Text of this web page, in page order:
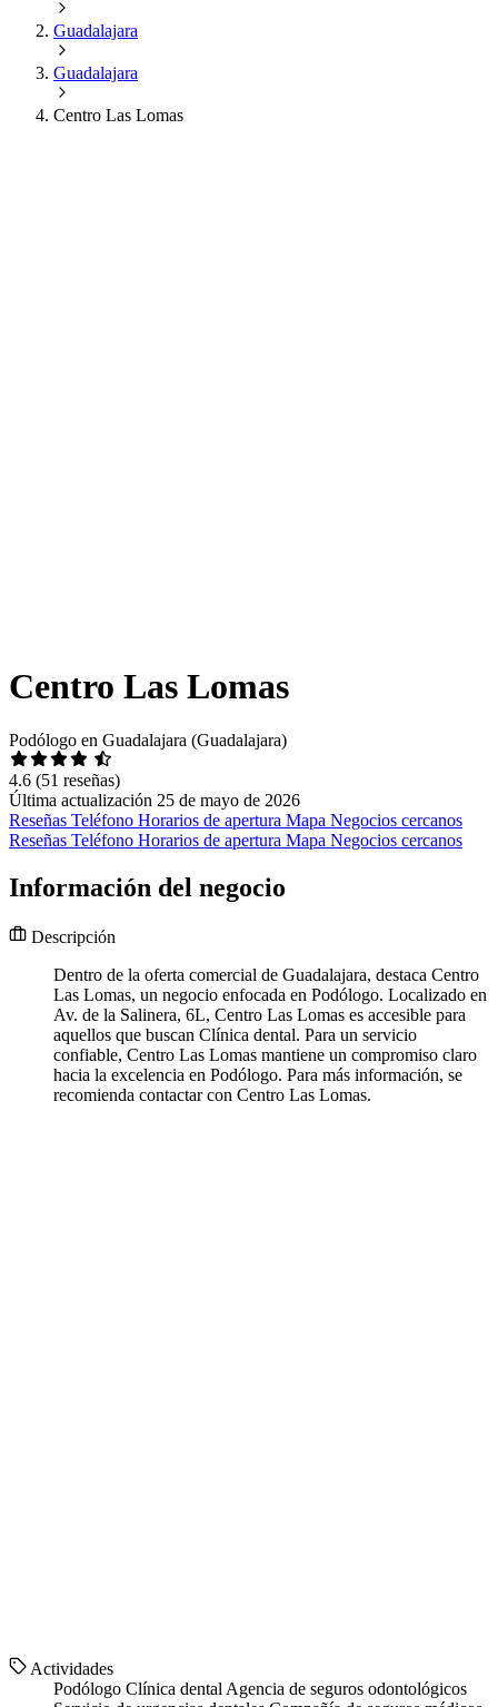
Guadalajara
Guadalajara
Centro Las Lomas
Centro Las Lomas
Podólogo en Guadalajara (Guadalajara)
4.6 (51 reseñas)
Última actualización 25 de mayo de 2026
Reseñas Teléfono Horarios de apertura Mapa Negocios cercanos
Reseñas Teléfono Horarios de apertura Mapa Negocios cercanos
Información del negocio
Descripción
Dentro de la oferta comercial de Guadalajara, destaca Centro
Las Lomas, un negocio enfocada en Podólogo. Localizado en
Av. de la Salinera, 6L, Centro Las Lomas es accesible para
aquellos que buscan Clínica dental. Para un servicio
confiable, Centro Las Lomas mantiene un compromiso claro
hacia la excelencia en Podólogo. Para más información, se
recomienda contactar con Centro Las Lomas.
Actividades
Podólogo Clínica dental Agencia de seguros odontológicos